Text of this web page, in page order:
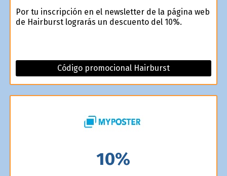
Por tu inscripción en el newsletter de la página web
de Hairburst lograrás un descuento del 10%.
Código promocional Hairburst
10%